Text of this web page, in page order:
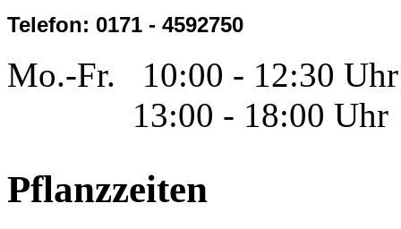
Telefon: 0171 - 4592750
Mo.-Fr. 10:00 - 12:30 Uhr
13:00 - 18:00 Uhr
Pflanzzeiten